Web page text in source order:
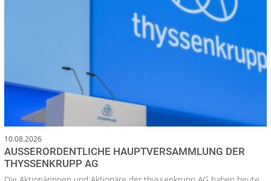
10.08.2026
AUSSERORDENTLICHE HAUPTVERSAMMLUNG DER T
HYSSENKRUPP AG